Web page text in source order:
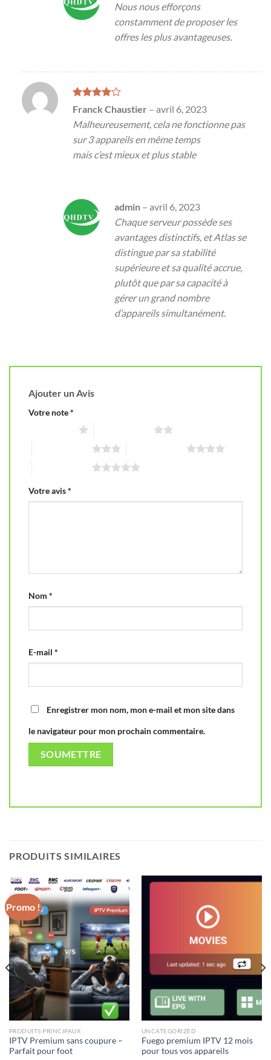
Nous nous efforçons
constamment de proposer les
offres les plus avantageuses.
Note4
sur 5
Franck Chaustier – avril 6, 2023
Malheureusement, cela ne fonctionne pas
sur 3 appareils en même temps
mais c’est mieux et plus stable
admin – avril 6, 2023
Chaque serveur possède ses
avantages distinctifs, et Atlas se
distingue par sa stabilité
supérieure et sa qualité accrue,
plutôt que par sa capacité à
gérer un grand nombre
d’appareils simultanément.
Ajouter un Avis
Votre note*
Votre avis*
Nom *
E-mail *
Enregistrer mon nom, mon e-mail et mon site dans
le navigateur pour mon prochain commentaire.
PRODUITS SIMILAIRES
Promo !
PRODUITS PRINCIPAUX
IPTV Premium sans coupure –
Parfait pour foot
UNCATEGORIZED
Fuego premium IPTV 12 mois
pour tous vos appareils